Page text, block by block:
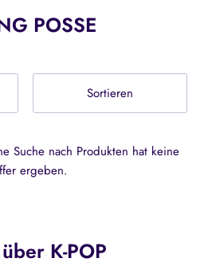
POSSE
Sortieren
Suche nach Produkten hat keine
ergeben.
K-POP